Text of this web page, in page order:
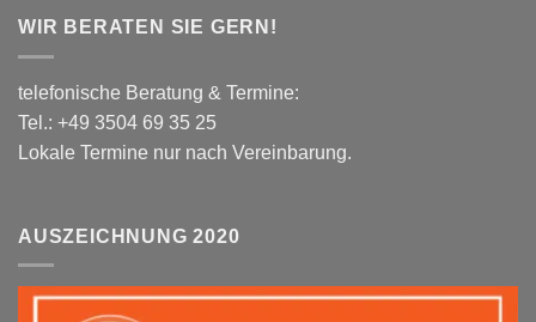
WIR BERATEN SIE GERN!
telefonische Beratung & Termine:
Tel.: +49 3504 69 35 25
Lokale Termine nur nach Vereinbarung.
AUSZEICHNUNG 2020